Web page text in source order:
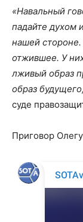
«Навальный
падайте духом
нашей
отжившее. У
лживый образ
образ
суде
Приговор